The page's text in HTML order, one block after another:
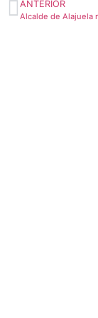
ANTERIOR